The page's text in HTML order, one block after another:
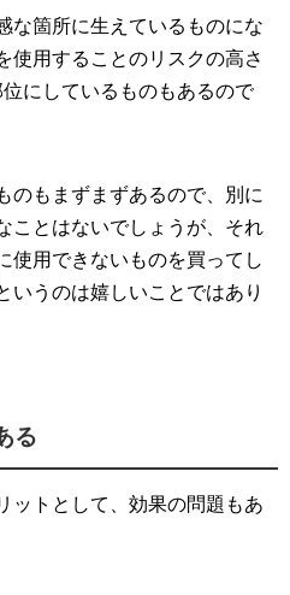
な箇所に生えているものにな
使用することのリスクの高さ
にしているものもあるので
のもまずまずあるので、別に
ことはないでしょうが、それ
使用できないものを買ってし
いうのは嬉しいことではあり
る
ットとして、効果の問題もあ